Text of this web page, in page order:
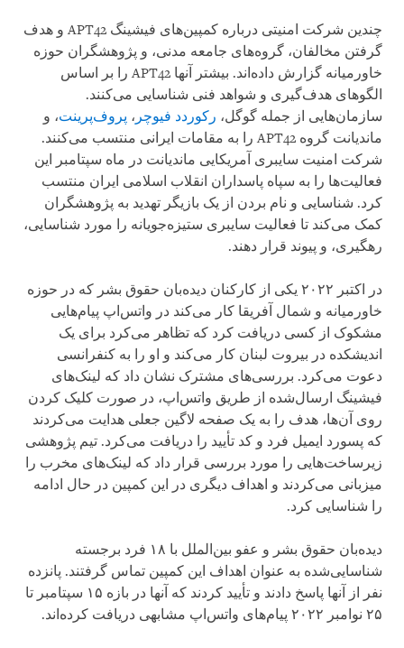
چندین شرکت امنیتی درباره کمپین‌های فیشینگ APT42 و هدف
گرفتن مخالفان، گروه‌های جامعه مدنی، و پژوهشگران حوزه
خاورمیانه گزارش داده‌اند. بیشتر آنها APT42 را بر اساس
الگوهای هدف‌گیری و شواهد فنی شناسایی می‌کنند.
سازمان‌هایی از جمله گوگل، رکوردد فیوچر ، پروف‌پرینت، و
ماندیانت گروه APT42 را به مقامات ایرانی منتسب می‌کنند.
شرکت امنیت سایبری آمریکایی ماندیانت در ماه سپتامبر این
فعالیت‌ها را به سپاه پاسداران انقلاب اسلامی ایران منتسب
کرد. شناسایی و نام بردن از یک بازیگر تهدید به پژوهشگران
کمک می‌کند تا فعالیت سایبری ستیزه‌جویانه را مورد شناسایی،
رهگیری، و پیوند قرار دهند.
در اکتبر ۲۰۲۲ یکی از کارکنان دیده‌بان حقوق بشر که در حوزه
خاورمیانه و شمال آفریقا کار می‌کند در واتس‌اپ پیام‌هایی
مشکوک از کسی دریافت کرد که تظاهر می‌کرد برای یک
اندیشکده در بیروت لبنان کار می‌کند و او را به کنفرانسی
دعوت می‌کرد. بررسی‌های مشترک نشان داد که لینک‌های
فیشینگ ارسال‌شده از طریق واتس‌اپ، در صورت کلیک کردن
روی آن‌ها، هدف را به یک صفحه لاگین جعلی هدایت می‌کردند
که پسورد ایمیل فرد و کد تأیید را دریافت می‌کرد. تیم پژوهشی
زیرساخت‌هایی را مورد بررسی قرار داد که لینک‌های مخرب را
میزبانی می‌کردند و اهداف دیگری در این کمپین در حال ادامه
را شناسایی کرد.
دیده‌بان حقوق بشر و عفو بین‌الملل با ۱۸ فرد برجسته
شناسایی‌شده به عنوان اهداف این کمپین تماس گرفتند. پانزده
نفر از آنها پاسخ دادند و تأیید کردند که آنها در بازه ۱۵ سپتامبر تا
۲۵ نوامبر ۲۰۲۲ پیام‌های واتس‌اپ مشابهی دریافت کرده‌اند.